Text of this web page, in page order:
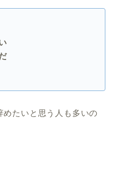
めたいと思う人も多いの